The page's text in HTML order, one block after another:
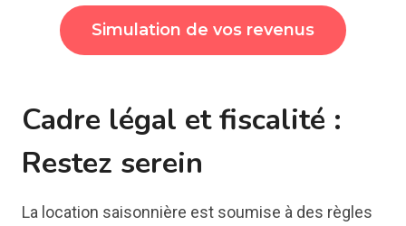
Simulation de vos revenus
Cadre légal et fiscalité :
Restez serein
La location saisonnière est soumise à des règles